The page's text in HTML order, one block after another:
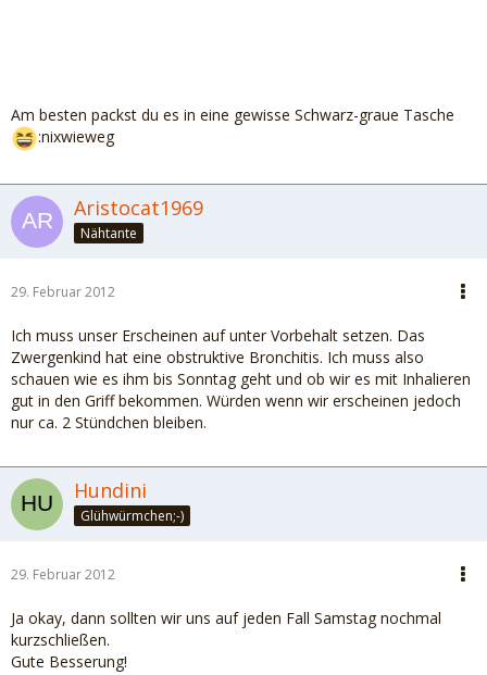
Am besten packst du es in eine gewisse Schwarz-graue Tasche
:nixwieweg
Aristocat1969
Nähtante
29. Februar 2012
Ich muss unser Erscheinen auf unter Vorbehalt setzen. Das
Zwergenkind hat eine obstruktive Bronchitis. Ich muss also
schauen wie es ihm bis Sonntag geht und ob wir es mit Inhalieren
gut in den Griff bekommen. Würden wenn wir erscheinen jedoch
nur ca. 2 Stündchen bleiben.
Hundini
Glühwürmchen;-)
29. Februar 2012
Ja okay, dann sollten wir uns auf jeden Fall Samstag nochmal
kurzschließen.
Gute Besserung!